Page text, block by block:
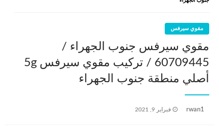
مقوي سيرفس
مقوي سيرفس جنوب الجهراء /
60709445 / تركيب مقوي سيرفس 5g
أصلي منطقة جنوب الجهراء
rwan1
نُشر
فبراير 9, 2021